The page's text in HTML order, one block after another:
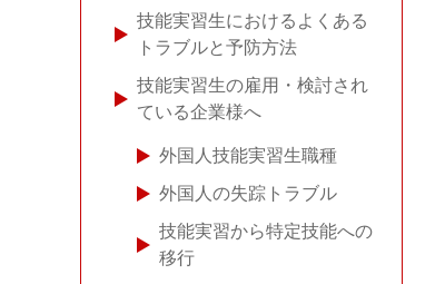
技能実習生におけるよくある
トラブルと予防方法
技能実習生の雇用・検討され
ている企業様へ
外国人技能実習生職種
外国人の失踪トラブル
技能実習から特定技能への
移行